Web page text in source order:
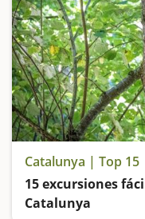
Catalunya | Top 15
15 excursiones
Catalunya